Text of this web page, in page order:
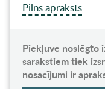
Pilns apraksts
Piekļuve noslēgto
sarakstiem tiek
nosacījumi ir